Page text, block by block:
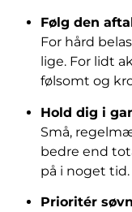
Følg den
For hård
lige. For lidt
følsomt og
Hold dig i
Små,
bedre end
på i noget tid.
Prioritér